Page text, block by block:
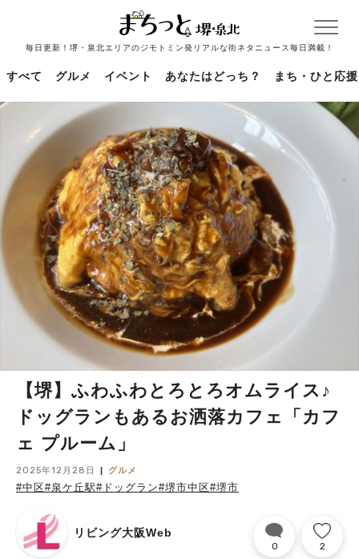
毎日更新！堺・泉北エリアのジモトミン発リアルな街ネタニュース毎日満載！
すべて グルメ イベント あなたはどっち？ まち・ひと応援
【堺】ふわふわとろとろオムライス♪
ドッグランもあるお洒落カフェ「カフ
ェ プルーム」
2025年12月28日 グルメ
#中区#泉ケ丘駅#ドッグラン#堺市中区#堺市
リビング大阪Web
0 2